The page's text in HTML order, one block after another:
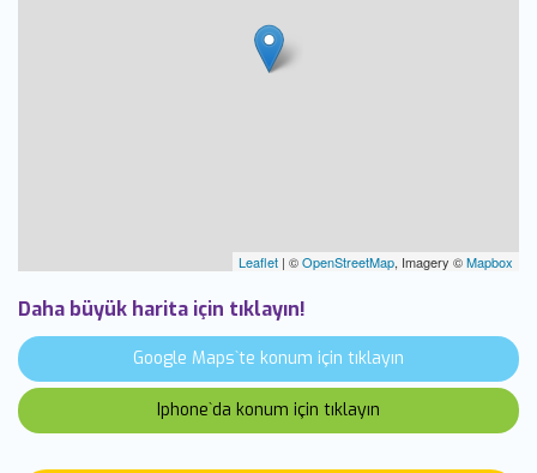
Leaflet | ©OpenStreetMap, Imagery ©Mapbox
Daha büyük harita için tıklayın!
Google Maps`te konum için tıklayın
Iphone`da konum için tıklayın